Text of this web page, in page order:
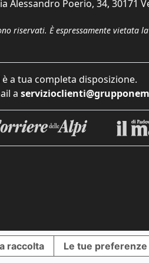
Poerio, 34, 30171
riservati. È espressamente vietata
a tua completa disposizione.
a
raccolta Le tue